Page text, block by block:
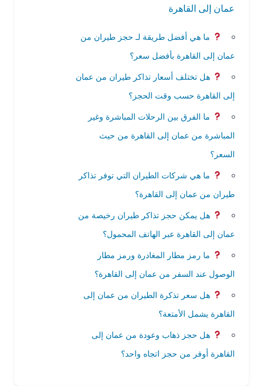
عمان إلى القاهرة
ما هي أفضل طريقة لـ حجز طيران من
عمان إلى القاهرة بأفضل سعر؟
هل تختلف أسعار تذاكر طيران من عمان
إلى القاهرة حسب وقت الحجز؟
ما الفرق بين الرحلات المباشرة وغير
المباشرة من عمان إلى القاهرة من حيث
السعر؟
ما هي شركات الطيران التي توفر تذاكر
طيران من عمان إلى القاهرة؟
هل يمكن حجز تذاكر طيران رخيصة من
عمان إلى القاهرة عبر الهاتف المحمول؟
ما رمز مطار المغادرة ورمز مطار
الوصول عند السفر من عمان إلى القاهرة؟
هل سعر تذكرة الطيران من عمان إلى
القاهرة يشمل الأمتعة؟
هل حجز ذهاب وعودة من عمان إلى
القاهرة أوفر من حجز اتجاه واحد؟